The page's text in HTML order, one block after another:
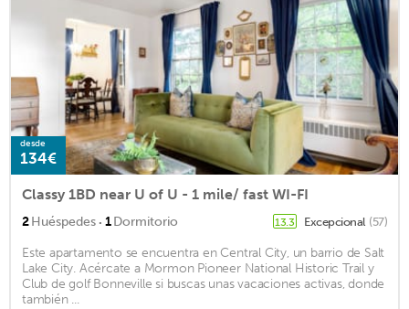
desde
134€
Classy 1BD near U of U - 1 mile/ fast WI-FI
2Huéspedes · 1Dormitorio 13.3 Excepcional (57)
Este apartamento se encuentra en Central City, un barrio de Salt
Lake City. Acércate a Mormon Pioneer National Historic Trail y
Club de golf Bonneville si buscas unas vacaciones activas, donde
también ...